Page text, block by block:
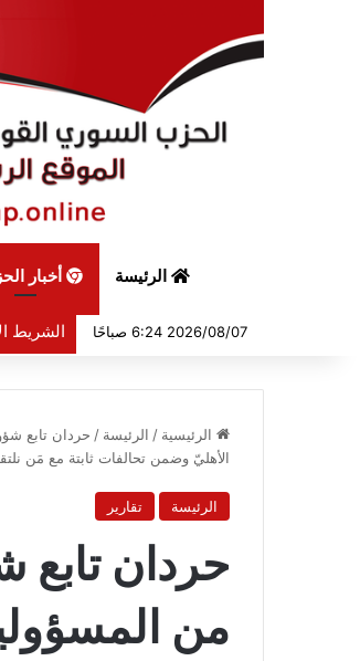
الرئيسة أخبار
2026/08/07 6:24 صباحًا الشريط
الرئيسية / الرئيسة / حردان تابع
الأهليّ وضمن تحالفات ثابتة مع مَن
الرئيسة تقارير
حردان
من